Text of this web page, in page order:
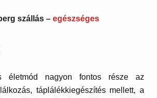
szállás –egészséges
életmód nagyon fontos része az
táplálékkiegészítés mellett, a